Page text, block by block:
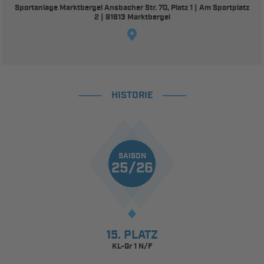
Sportanlage Marktbergel Ansbacher Str. 70, Platz 1 | Am Sportplatz
2 | 91613 Marktbergel
HISTORIE
SAISON
25/26
15. PLATZ
KL-Gr 1 N/F